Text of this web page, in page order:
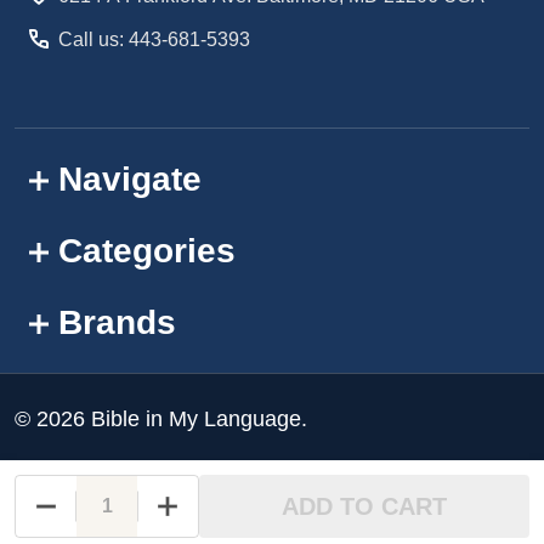
DECREASE QUANTITY OF UNDEFINED
INCREASE QUANTITY OF UNDEFINED
ADD TO CART
Call us: 443-681-5393
Navigate
Categories
Brands
© 2026 Bible in My Language.